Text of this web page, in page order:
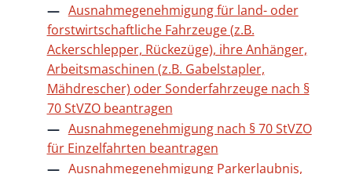
Ausnahmegenehmigung für land- oder
forstwirtschaftliche Fahrzeuge (z.B.
Ackerschlepper, Rückezüge), ihre Anhänger,
Arbeitsmaschinen (z.B. Gabelstapler,
Mähdrescher) oder Sonderfahrzeuge nach §
70 StVZO beantragen
Ausnahmegenehmigung nach § 70 StVZO
für Einzelfahrten beantragen
Ausnahmegenehmigung Parkerlaubnis,